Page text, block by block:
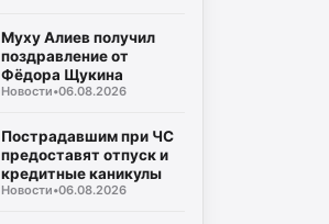
Муху Алиев получил
поздравление от
Фёдора Щукина
Новости•06.08.2026
Пострадавшим при ЧС
предоставят отпуск и
кредитные каникулы
Новости•06.08.2026